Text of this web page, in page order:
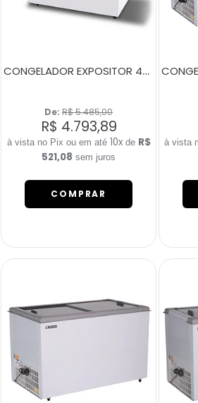
CONGELADOR EXPOSITOR 400 LITROS NEW SLIM 350 BIVOLT CINZA
De: R$ 5.485,00
R$ 4.793,89
10xde R$
521,08 sem juros
COMPRAR